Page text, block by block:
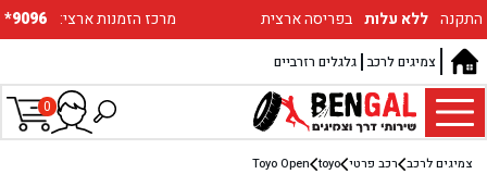
*9096 :מרכז הזמנות ארצי התקנה ללא עלות בפריסה ארצית
גלגלים רזרביים צמיגים לרכב
0
צמיגים לרכב רכב פרטי toyo
Toyo Open